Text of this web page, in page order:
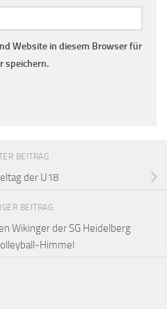
Website in diesem Browser für
speichern.
BEITRAG
der U18
BEITRAG
Wikinger der SG Heidelberg
Himmel